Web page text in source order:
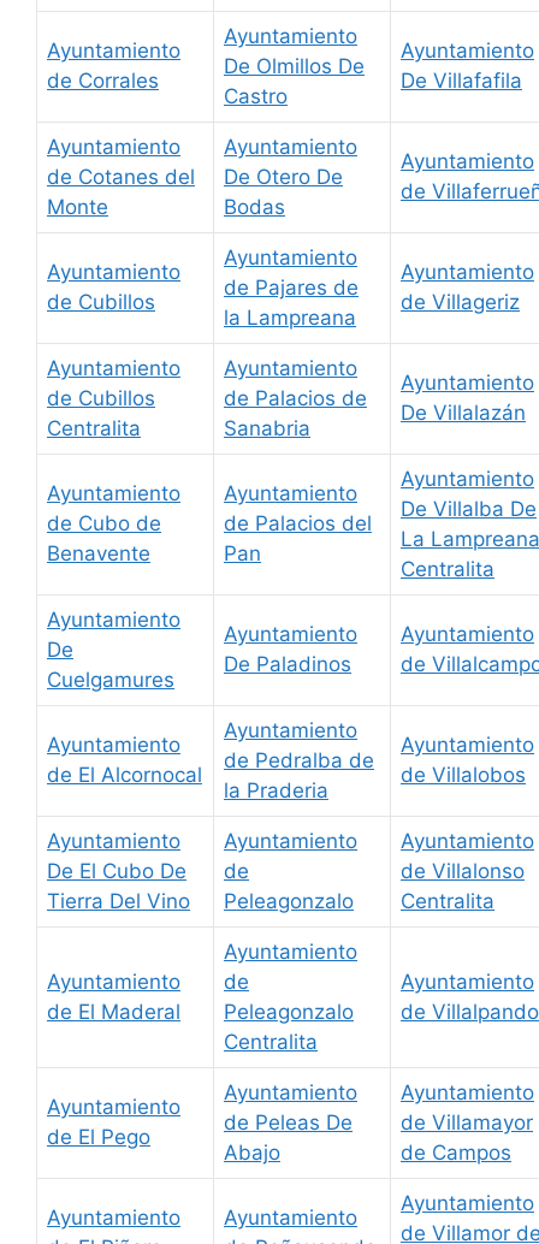
Ayuntamiento
de Corrales
Ayuntamiento
De Olmillos De
Castro
Ayuntamiento
De Villafafila
Ayuntamiento
de Cotanes del
Monte
Ayuntamiento
De Otero De
Bodas
Ayuntamiento
de
Ayuntamiento
de Cubillos
Ayuntamiento
de Pajares de
la Lampreana
Ayuntamiento
de Villageriz
Ayuntamiento
de Cubillos
Centralita
Ayuntamiento
de Palacios de
Sanabria
Ayuntamiento
De Villalazán
Ayuntamiento
de Cubo de
Benavente
Ayuntamiento
de Palacios del
Pan
Ayuntamiento
De Villalba De
La Lampreana
Centralita
Ayuntamiento
De
Cuelgamures
Ayuntamiento
De Paladinos
Ayuntamiento
de
Ayuntamiento
de El Alcornocal
Ayuntamiento
de Pedralba de
la Praderia
Ayuntamiento
de Villalobos
Ayuntamiento
De El Cubo De
Tierra Del Vino
Ayuntamiento
de
Peleagonzalo
Ayuntamiento
de Villalonso
Centralita
Ayuntamiento
de El Maderal
Ayuntamiento
de
Peleagonzalo
Centralita
Ayuntamiento
de Villalpando
Ayuntamiento
de El Pego
Ayuntamiento
de Peleas De
Abajo
Ayuntamiento
de Villamayor
de Campos
Ayuntamiento
Ayuntamiento
Ayuntamiento
de Villamor